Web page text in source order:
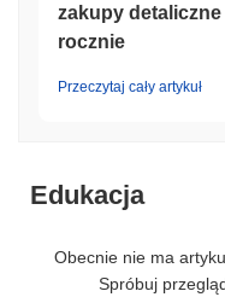
zakupy detaliczne
rocznie
Przeczytaj cały artykuł
Edukacja
Obecnie nie ma
Spróbuj